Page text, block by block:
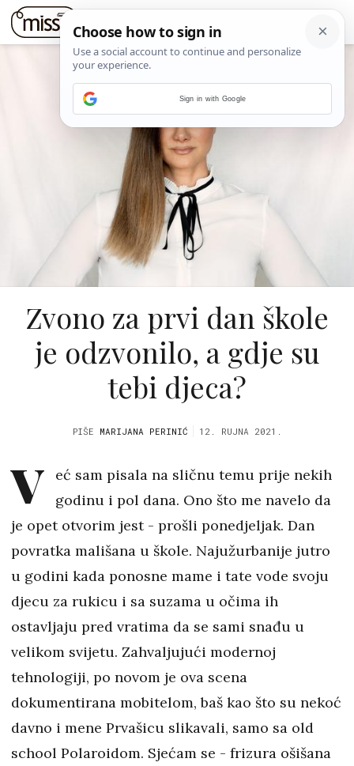
Zvono za prvi dan škole
je odzvonilo, a gdje su
tebi djeca?
PIŠE MARIJANA PERINIĆ 12. RUJNA 2021.
V
eć sam pisala na sličnu temu prije nekih
godinu i pol dana. Ono što me navelo da
je opet otvorim jest - prošli ponedjeljak. Dan
povratka mališana u škole. Najužurbanije jutro
u godini kada ponosne mame i tate vode svoju
djecu za rukicu i sa suzama u očima ih
ostavljaju pred vratima da se sami snađu u
velikom svijetu. Zahvaljujući modernoj
tehnologiji, po novom je ova scena
dokumentirana mobitelom, baš kao što su nekoć
davno i mene Prvašicu slikavali, samo sa old
school Polaroidom. Sjećam se - frizura ošišana
Sign in with Google